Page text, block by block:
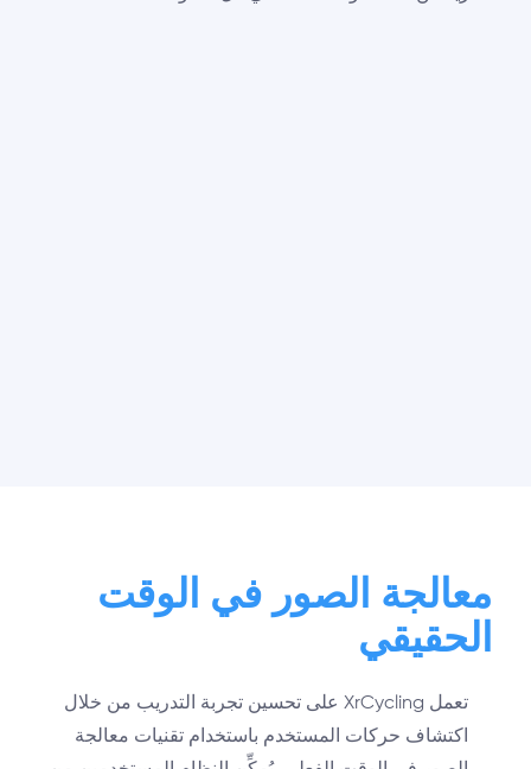
معالجة الصور في الوقت
الحقيقي
تعمل XrCycling على تحسين تجربة التدريب من خلال
اكتشاف حركات المستخدم باستخدام تقنيات معالجة